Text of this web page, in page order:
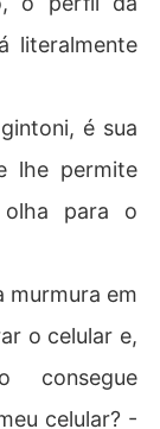
literalmente
é sua
lhe permite
para o
murmura em
o celular e,
consegue
celular? -